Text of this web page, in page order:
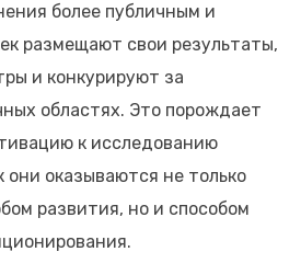
более публичным и
размещают свои результаты,
и конкурируют за
областях. Это порождает
к исследованию
они оказываются не только
развития, но и способом